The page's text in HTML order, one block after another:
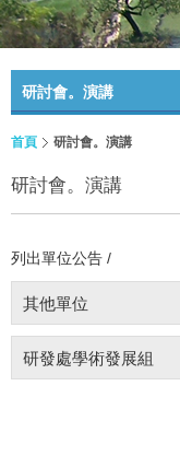
研討會。演講
首頁 研討會。演講
研討會。演講
列出單位公告 /
其他單位
研發處學術發展組